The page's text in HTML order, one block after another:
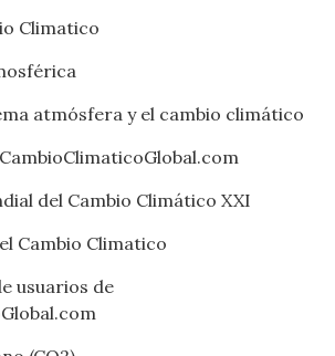
Climatico
atmósfera y el cambio climático
del Cambio Climático XXI
Cambio Climatico
usuarios de